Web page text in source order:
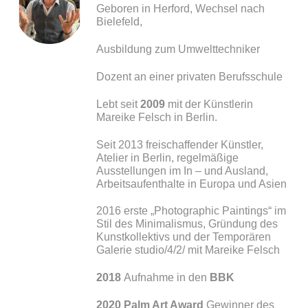
Geboren in Herford, Wechsel nach
Bielefeld,
Ausbildung zum Umwelttechniker
Dozent an einer privaten Berufsschule
Lebt seit 2009 mit der Künstlerin
Mareike Felsch in Berlin.
Seit 2013 freischaffender Künstler,
Atelier in Berlin, regelmäßige
Ausstellungen im In – und Ausland,
Arbeitsaufenthalte in Europa und Asien
2016 erste „Photographic Paintings“ im
Stil des Minimalismus, Gründung des
Kunstkollektivs und der Temporären
Galerie studio/4/2/ mit Mareike Felsch
2018 Aufnahme in den BBK
2020 Palm Art Award Gewinner des